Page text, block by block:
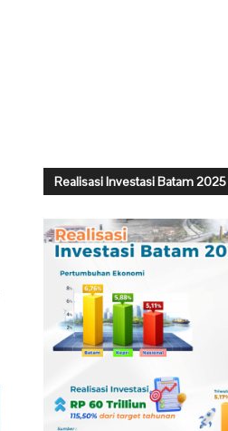
Realisasi Investasi Batam 2025